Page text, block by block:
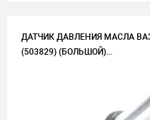
ДАТЧИК ДАВЛЕНИЯ МАСЛА
(503829) (БОЛЬШОЙ)...